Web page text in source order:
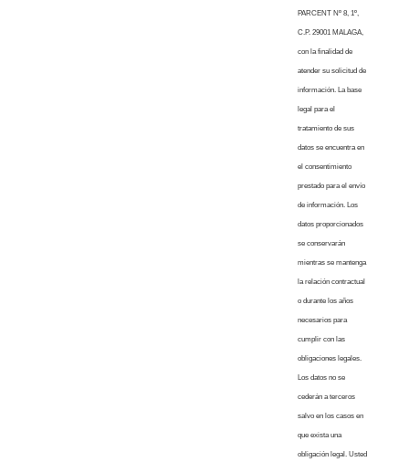
PARCENT Nº 8, 1º,
C.P. 29001 MALAGA,
con la finalidad de
atender su solicitud de
información. La base
legal para el
tratamiento de sus
datos se encuentra en
el consentimiento
prestado para el envío
de información. Los
datos proporcionados
se conservarán
mientras se mantenga
la relación contractual
o durante los años
necesarios para
cumplir con las
obligaciones legales.
Los datos no se
cederán a terceros
salvo en los casos en
que exista una
obligación legal. Usted